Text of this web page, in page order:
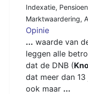
Indexatie,
Marktwaardering,
Opinie
... waarde van
leggen alle
dat de DNB (
dat meer dan
ook maar ...